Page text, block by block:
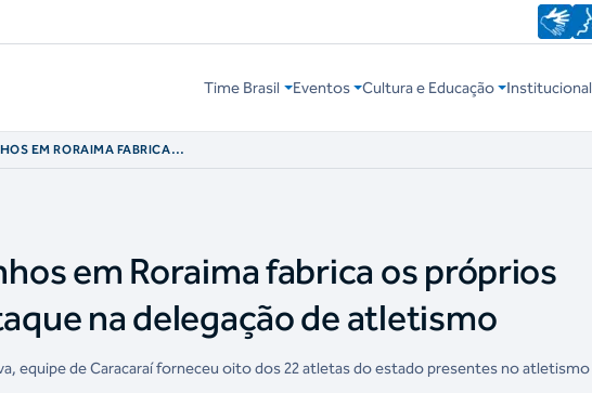
Time Brasil Eventos Cultura e Educação Institucional
EM RORAIMA FABRICA
em Roraima fabrica os próprios
na delegação de atletismo
equipe de Caracaraí forneceu oito dos 22 atletas do estado presentes no atletismo